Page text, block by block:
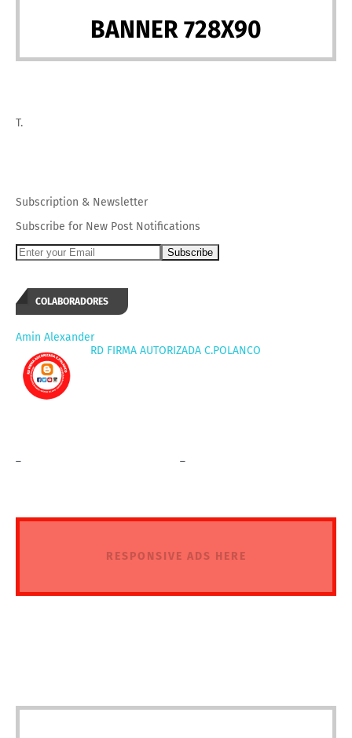
BANNER 728X90
T.
Subscription & Newsletter
Subscribe for New Post Notifications
COLABORADORES
Amin Alexander
RD FIRMA AUTORIZADA C.POLANCO
RESPONSIVE ADS HERE